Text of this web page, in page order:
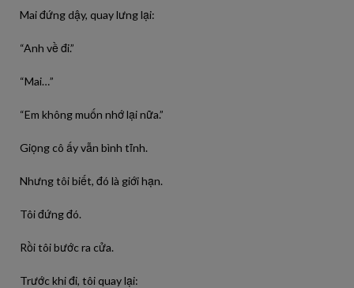
Mai đứng dậy, quay lưng lại:
“Anh về đi.”
“Mai…”
“Em không muốn nhớ lại nữa.”
Giọng cô ấy vẫn bình tĩnh.
Nhưng tôi biết, đó là giới hạn.
Tôi đứng đó.
Rồi tôi bước ra cửa.
Trước khi đi, tôi quay lại: